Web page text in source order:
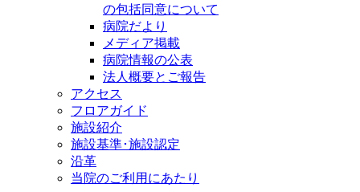
の包括同意について
病院だより
メディア掲載
病院情報の公表
法人概要とご報告
アクセス
フロアガイド
施設紹介
施設基準･施設認定
沿革
当院のご利用にあたり